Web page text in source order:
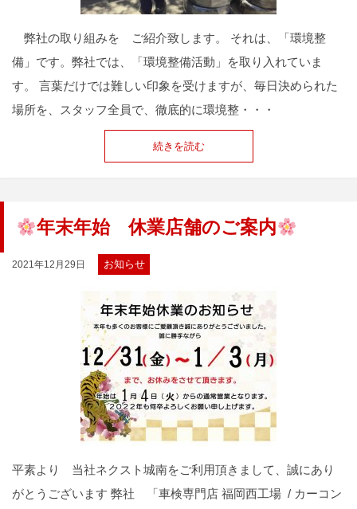
弊社の取り組みを ご紹介致します。 それは、「環境整
備」です。弊社では、「環境整備活動」を取り入れていま
す。 言葉だけでは難しい印象を受けますが、毎日決められた
場所を、スタッフ全員で、徹底的に環境整・・・
続きを読む
年末年始 休業店舗のご案内
2021年12月29日 お知らせ
平素より 当社ネクスト城南をご利用頂きまして、誠にあり
がとうございます 弊社 「車検専門店 福岡西工場 / カーコン